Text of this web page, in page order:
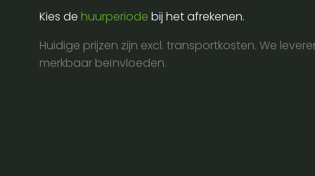
den
Kies de huurperiode bij het afrekenen.
Huidige prijzen zijn excl. transportkosten. We
merkbaar beïnvloeden.